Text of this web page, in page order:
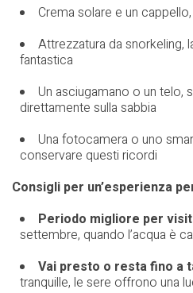
Crema solare e un
Attrezzatura da snorkeling,
fantastica
Un asciugamano o un telo,
direttamente sulla sabbia
Una fotocamera o uno
conservare questi ricordi
Consigli per un’esperienza
Periodo migliore per
settembre, quando l’acqua è
Vai presto o resta fino a
tranquille, le sere offrono una